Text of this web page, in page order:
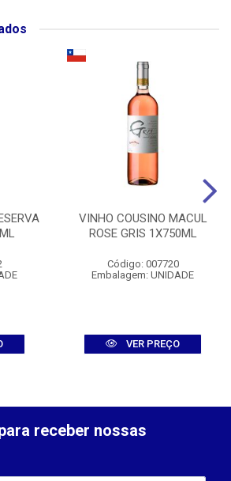
VINHO COUSINO MACUL
ROSE GRIS 1X750ML
Código: 007720
Embalagem: UNIDADE
VER PREÇO
receber nossas